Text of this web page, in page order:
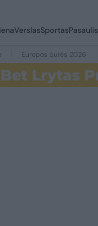
VerslasSportasPasaulis
Europos burės 2026